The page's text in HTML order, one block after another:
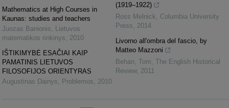
Mathematics at High Courses in
Kaunas: studies and teachers
Juozas Banionis, Lietuvos
matematikos rinkinys, 2010
IŠTIKIMYBĖ ESAČIAI KAIP
PAMATINIS LIETUVOS
FILOSOFIJOS ORIENTYRAS
Augustinas Dainys, Problemos, 2010
(1919–1922)
Ross Melnick, Columbia University
Press, 2014
Livorno all'ombra del fascio, by
Matteo Mazzoni
Behan, Tom, The English Historical
Review, 2011